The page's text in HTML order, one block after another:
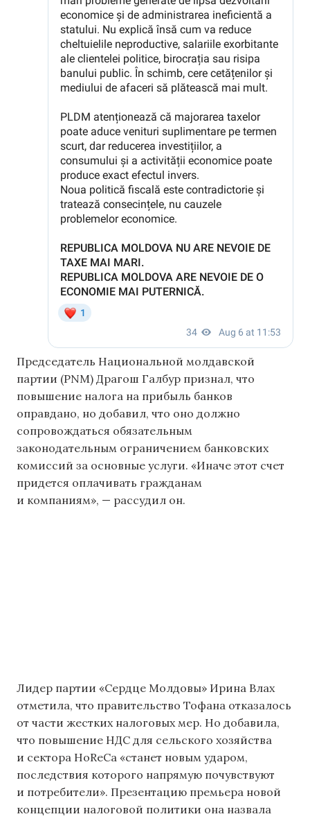
Председатель Национальной молдавской
партии (PNM) Драгош Галбур признал, что
повышение налога на прибыль банков
оправдано, но добавил, что оно должно
сопровождаться обязательным
законодательным ограничением банковских
комиссий за основные услуги. «Иначе этот счет
придется оплачивать гражданам
и компаниям», — рассудил он.
Лидер партии «Сердце Молдовы» Ирина Влах
отметила, что правительство Тофана отказалось
от части жестких налоговых мер. Но добавила,
что повышение НДС для сельского хозяйства
и сектора HoReCa «станет новым ударом,
последствия которого напрямую почувствуют
и потребители». Презентацию премьера новой
концепции налоговой политики она назвала